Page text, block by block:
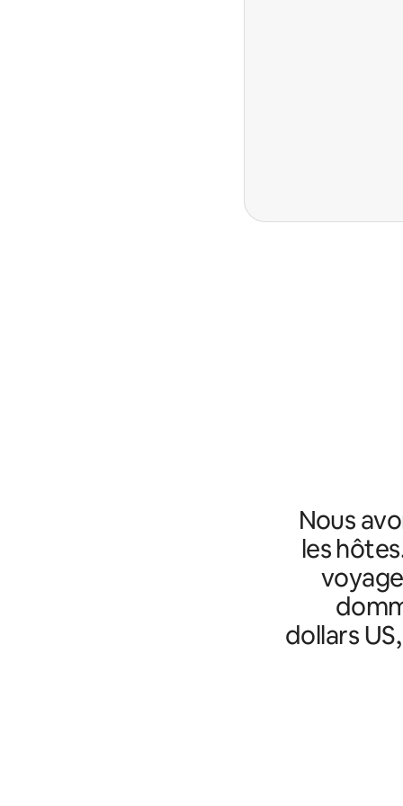
Nous
les
dollars